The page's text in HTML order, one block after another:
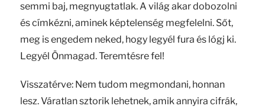
semmi baj, megnyugtatlak. A világ akar dobozolni
és címkézni, aminek képtelenség megfelelni. Sőt,
meg is engedem neked, hogy legyél fura és lógj ki.
Legyél Önmagad. Teremtésre fel!
Visszatérve: Nem tudom megmondani, honnan
lesz. Váratlan sztorik lehetnek, amik annyira cifrák,